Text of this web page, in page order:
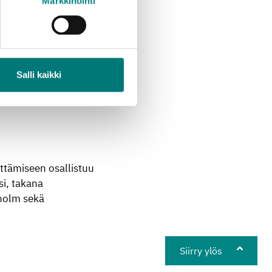
Salli kaikki
ja
ja
osallistuu
takana
sekä
Siirry ylös